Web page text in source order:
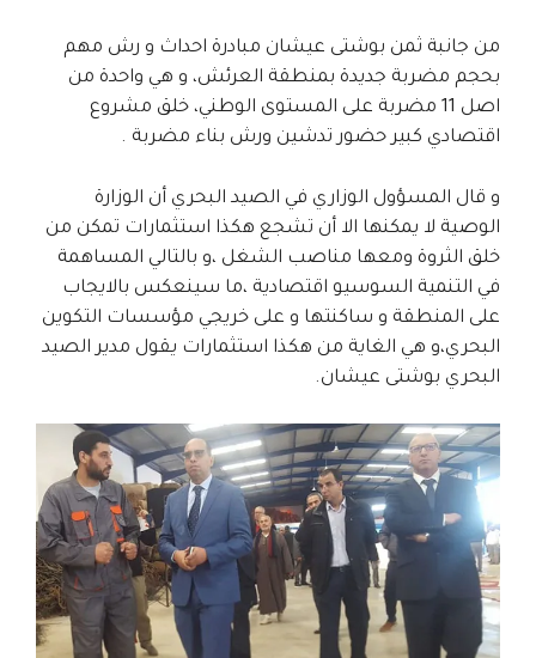
من جانبة ثمن بوشتى عيشان مبادرة احداث و رش مهم
بحجم مضربة جديدة بمنطقة العرئش، و هي واحدة من
اصل 11 مضربة على المستوى الوطني، خلق مشروع
اقتصادي كبير حضور تدشين ورش بناء مضربة .
و قال المسؤول الوزاري في الصيد البحري أن الوزارة
الوصية لا يمكنها الا أن تشجع هكذا استثمارات تمكن من
خلق الثروة ومعها مناصب الشغل ،و بالتالي المساهمة
في التنمية السوسيو اقتصادية ،ما سينعكس بالايجاب
على المنطقة و ساكنتها و على خريجي مؤسسات التكوين
البحري،و هي الغاية من هكذا استثمارات يقول مدير الصيد
البحري بوشتى عيشان.